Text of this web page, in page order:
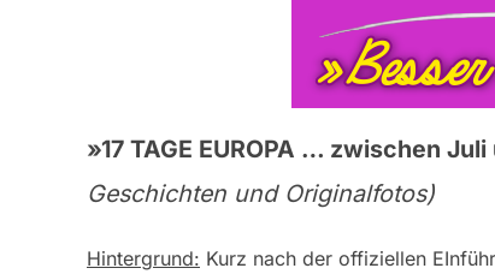
»17 TAGE EUROPA … zwischen
Geschichten und Originalfotos)
Hintergrund: Kurz nach der offiziellen